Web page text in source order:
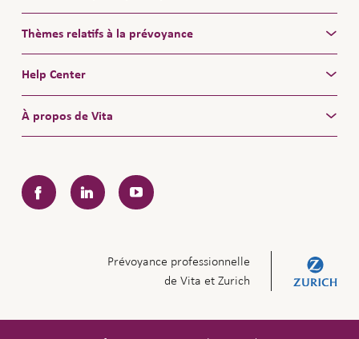
Thèmes relatifs à la prévoyance
Help Center
À propos de Vita
FacebookLinkedInYouTube
Prévoyance professionnelle
de Vita et Zurich